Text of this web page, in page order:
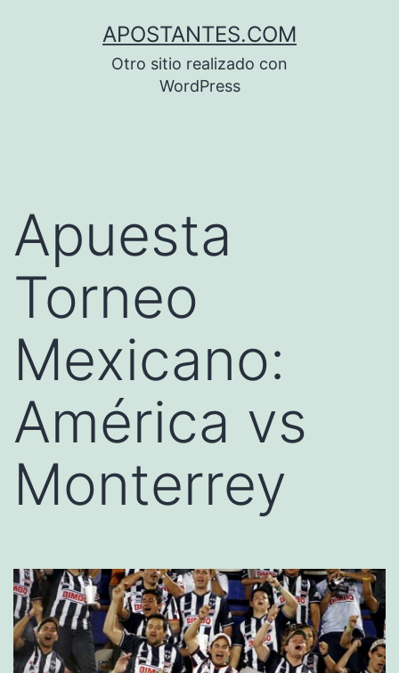
APOSTANTES.COM
Otro sitio realizado con
WordPress
Apuesta
Torneo
Mexicano:
América vs
Monterrey